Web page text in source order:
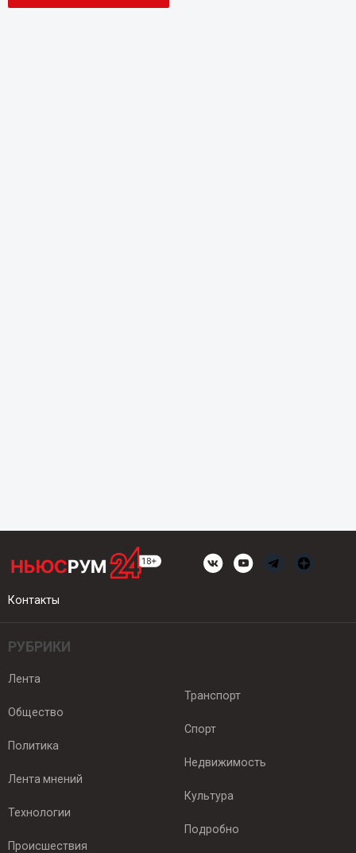
Контакты
РУБРИКИ
Лента
Общество
Политика
Лента мнений
Технологии
Происшествия
Транспорт
Спорт
Недвижимость
Культура
Подробно